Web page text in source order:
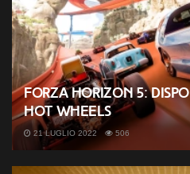
Forza Horizon 5:
Hot Wheels
21 LUGLIO 2022 506